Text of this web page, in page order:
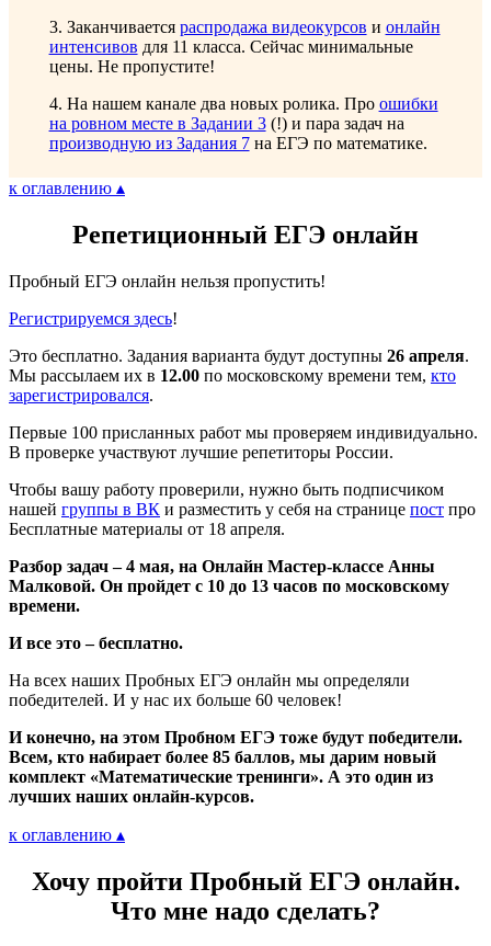
3. Заканчивается распродажа видеокурсов и онлайн
интенсивов для 11 класса. Сейчас минимальные
цены. Не пропустите!
4. На нашем канале два новых ролика. Про ошибки
на ровном месте в Задании 3(!) и пара задач на
производную из Задания 7на ЕГЭ по математике.
к оглавлению ▴
Репетиционный ЕГЭ онлайн
Пробный ЕГЭ онлайн нельзя пропустить!
Регистрируемся здесь!
Это бесплатно. Задания варианта будут доступны 26 апреля.
Мы рассылаем их в 12.00 по московскому времени тем, кто
зарегистрировался.
Первые 100 присланных работ мы проверяем индивидуально.
В проверке участвуют лучшие репетиторы России.
Чтобы вашу работу проверили, нужно быть подписчиком
нашей группы в ВК и разместить у себя на странице пост про
Бесплатные материалы от 18 апреля.
Разбор задач – 4 мая, на Онлайн Мастер-классе Анны
Малковой. Он пройдет с 10 до 13 часов по московскому
времени.
И все это – бесплатно.
На всех наших Пробных ЕГЭ онлайн мы определяли
победителей. И у нас их больше 60 человек!
И конечно, на этом Пробном ЕГЭ тоже будут победители.
Всем, кто набирает более 85 баллов, мы дарим новый
комплект «Математические тренинги». А это один из
лучших наших онлайн-курсов.
к оглавлению ▴
Хочу пройти Пробный ЕГЭ онлайн.
Что мне надо сделать?